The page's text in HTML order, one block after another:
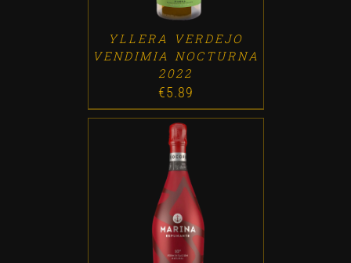
YLLERA VERDEJO
VENDIMIA NOCTURNA
2022
€5.89
ADD TO CART DETALLES